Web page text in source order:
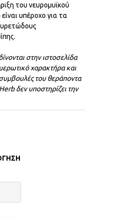
του νευρομυϊκού
υπέροχο για τα
στην ιστοσελίδα
χαρακτήρα και
συμβουλές του θεράποντα
δεν υποστηρίζει την